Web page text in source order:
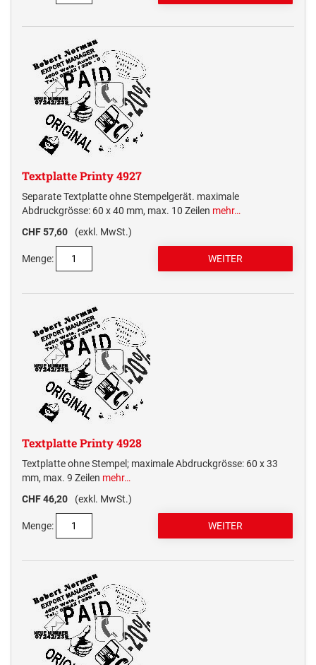
Textplatte Printy 4927
Separate Textplatte ohne Stempelgerät. maximale
Abdruckgrösse: 60 x 40 mm, max. 10 Zeilen mehr…
CHF 57,60
(exkl. MwSt.)
Menge:
Textplatte Printy 4928
Textplatte ohne Stempel; maximale Abdruckgrösse: 60 x 33
mm, max. 9 Zeilen mehr…
CHF 46,20
(exkl. MwSt.)
Menge: